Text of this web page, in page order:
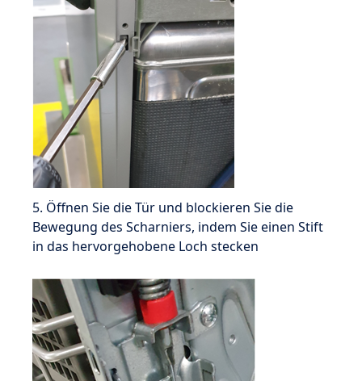
5. Öffnen Sie die Tür und blockieren Sie die
Bewegung des Scharniers, indem Sie einen Stift
in das hervorgehobene Loch stecken